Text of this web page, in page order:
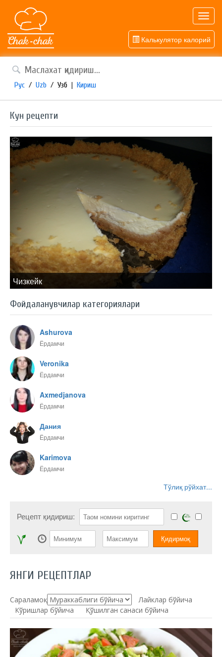
Калькулятор калорий
Рус / Uzb / Узб | Кириш
Кун рецепти
Чизкейк
Фойдаланувчилар категориялари
Ashurova
Ёрдамчи
Veronika
Ёрдамчи
Axmedjanova
Ёрдамчи
Дания
Ёрдамчи
Karimova
Ёрдамчи
Тўлиқ рўйхат...
Рецепт қидириш:
ЯНГИ РЕЦЕПТЛАР
Сараламоқ:
Лайклар бўйича
Кўришлар бўйича
Қўшилган санаси бўйича